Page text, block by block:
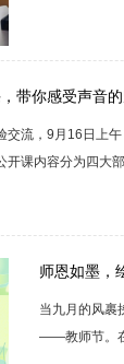
带你感受声音的
交流，9月16日上
课内容分为四大
师恩如墨，
当九月的风裹
——教师节。